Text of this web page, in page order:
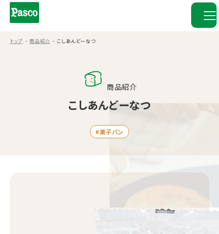
トップ 商品紹介 こしあんどーなつ
商品紹介
こしあんどーなつ
#菓子パン